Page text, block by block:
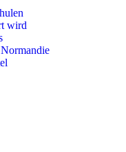
wird